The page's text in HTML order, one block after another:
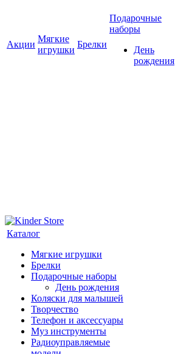
Акции
Мягкие
игрушки
Брелки
Подарочные
наборы
День
рождения
Каталог
Мягкие игрушки
Брелки
Подарочные наборы
День рождения
Коляски для малышей
Творчество
Телефон и аксессуары
Муз инструменты
Радиоуправляемые